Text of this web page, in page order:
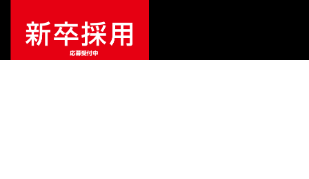
販売価格¥3,630（税込）